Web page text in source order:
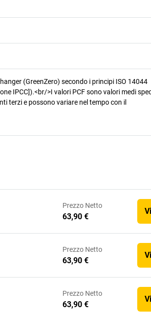
(GreenZero) secondo i principi ISO 14044
IPCC]).<br/>I valori PCF sono valori medi
terzi e possono variare nel tempo con il
Prezzo Netto
63,90 €
Prezzo Netto
63,90 €
Prezzo Netto
63,90 €